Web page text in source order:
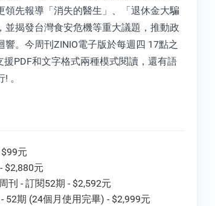
領先報導「消失的醫生」、「退休金大騙
並揭發台灣食安危機等重大議題，推動政
響。今周刊ZINIO電子版於每週四 17點之
援PDF和文字格式兩種模式閱讀，還有語
。
元
$2,880元
刊 - 訂閱52期 - $2,592元
- 52期 (24個月使用完畢) - $2,999元